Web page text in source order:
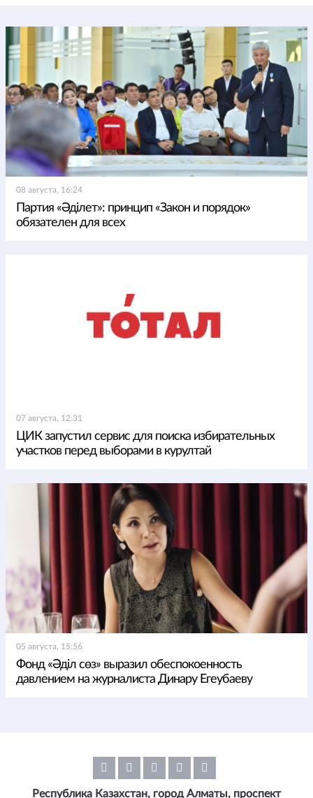
08 августа, 16:24
Партия «Әділет»: принцип «Закон и порядок»
обязателен для всех
07 августа, 12:31
ЦИК запустил сервис для поиска избирательных
участков перед выборами в курултай
05 августа, 15:56
Фонд «Әділ сөз» выразил обеспокоенность
давлением на журналиста Динару Егеубаеву
Республика Казахстан, город Алматы, проспект